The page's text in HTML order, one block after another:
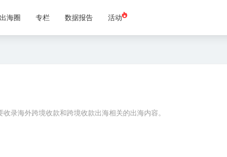
出海圈 专栏 数据报告 活动
录海外跨境收款和跨境收款出海相关的出海内容。